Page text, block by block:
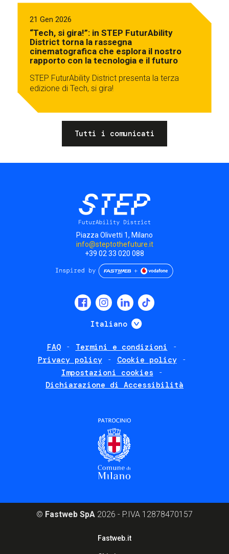
21 Gen 2026
“Tech, si gira!”: in STEP FuturAbility
District torna la rassegna
cinematografica che esplora il nostro
rapporto con la tecnologia e il futuro
STEP FuturAbility District presenta la terza
edizione di Tech, si gira!
Tutti i comunicati
Piazza Olivetti 1, Milano
info@steptothefuture.it
+39 02 33 020 088
Italiano Mostra ulteriori
FAQ
Termini e condizioni
Privacy policy
Cookie policy
Impostazioni cookies
Dichiarazione di Accessibilità
© Fastweb SpA 2026 - P.IVA 12878470157
Fastweb.it